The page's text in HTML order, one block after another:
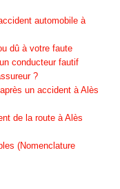
automobile à
dû à votre faute
conducteur fautif
?
un accident à Alès
de la route à Alès
(Nomenclature